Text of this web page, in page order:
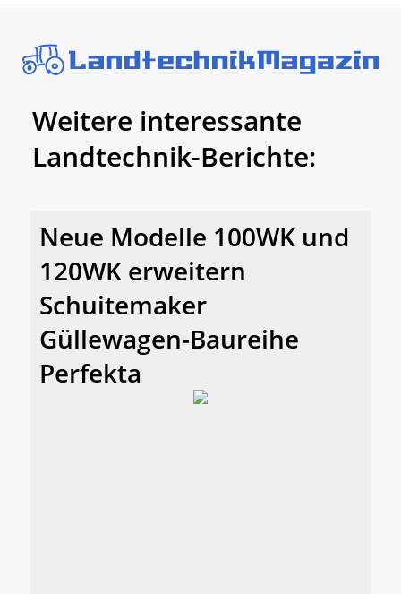
Weitere interessante
Landtechnik-Berichte:
Neue Modelle 100WK und
120WK erweitern
Schuitemaker
Güllewagen-Baureihe
Perfekta